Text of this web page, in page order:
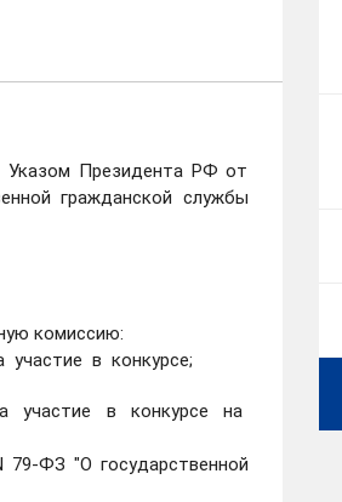
Указом Президента РФ от
гражданской службы
комиссию:
участие в конкурсе;
участие в конкурсе на
79-ФЗ "О государственной